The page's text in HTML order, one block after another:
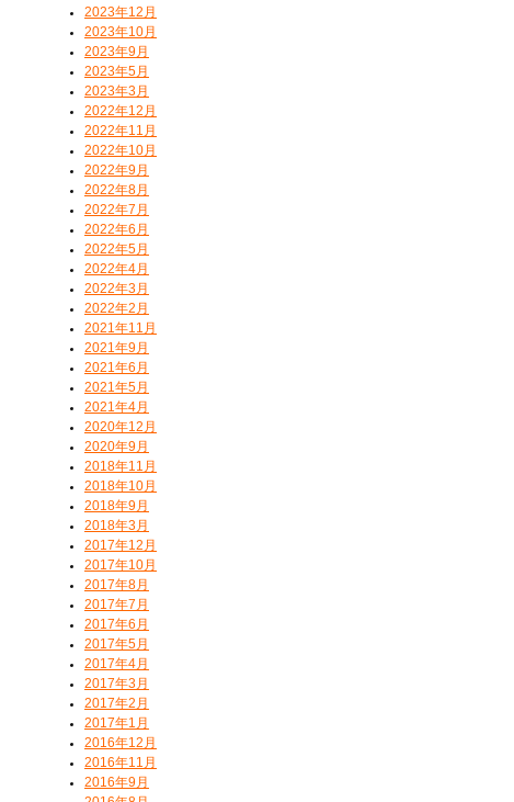
2023年12月
2023年10月
2023年9月
2023年5月
2023年3月
2022年12月
2022年11月
2022年10月
2022年9月
2022年8月
2022年7月
2022年6月
2022年5月
2022年4月
2022年3月
2022年2月
2021年11月
2021年9月
2021年6月
2021年5月
2021年4月
2020年12月
2020年9月
2018年11月
2018年10月
2018年9月
2018年3月
2017年12月
2017年10月
2017年8月
2017年7月
2017年6月
2017年5月
2017年4月
2017年3月
2017年2月
2017年1月
2016年12月
2016年11月
2016年9月